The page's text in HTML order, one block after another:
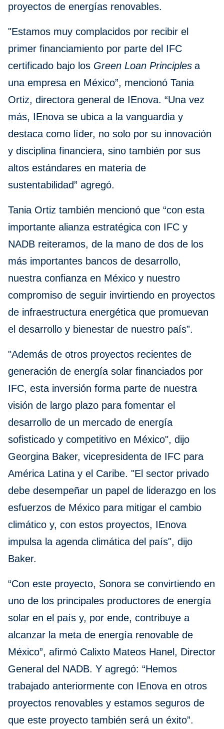
proyectos de energías renovables.
"Estamos muy complacidos por recibir el
primer financiamiento por parte del IFC
certificado bajo los Green Loan Principles a
una empresa en México”, mencionó Tania
Ortiz, directora general de IEnova. “Una vez
más, IEnova se ubica a la vanguardia y
destaca como líder, no solo por su innovación
y disciplina financiera, sino también por sus
altos estándares en materia de
sustentabilidad” agregó.
Tania Ortiz también mencionó que “con esta
importante alianza estratégica con IFC y
NADB reiteramos, de la mano de dos de los
más importantes bancos de desarrollo,
nuestra confianza en México y nuestro
compromiso de seguir invirtiendo en proyectos
de infraestructura energética que promuevan
el desarrollo y bienestar de nuestro país”.
"Además de otros proyectos recientes de
generación de energía solar financiados por
IFC, esta inversión forma parte de nuestra
visión de largo plazo para fomentar el
desarrollo de un mercado de energía
sofisticado y competitivo en México", dijo
Georgina Baker, vicepresidenta de IFC para
América Latina y el Caribe. "El sector privado
debe desempeñar un papel de liderazgo en los
esfuerzos de México para mitigar el cambio
climático y, con estos proyectos, IEnova
impulsa la agenda climática del país", dijo
Baker.
“Con este proyecto, Sonora se convirtiendo en
uno de los principales productores de energía
solar en el país y, por ende, contribuye a
alcanzar la meta de energía renovable de
México”, afirmó Calixto Mateos Hanel, Director
General del NADB. Y agregó: “Hemos
trabajado anteriormente con IEnova en otros
proyectos renovables y estamos seguros de
que este proyecto también será un éxito”.